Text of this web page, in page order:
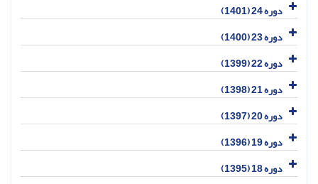
دوره 24 (1401)
دوره 23 (1400)
دوره 22 (1399)
دوره 21 (1398)
دوره 20 (1397)
دوره 19 (1396)
دوره 18 (1395)